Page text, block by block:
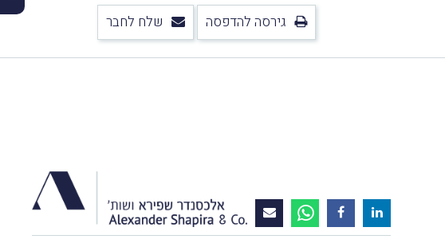
גירסה להדפסה שלח לחבר